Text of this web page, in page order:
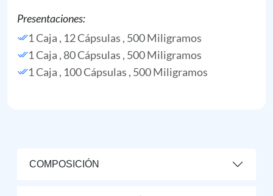
Presentaciones:
1 Caja , 12 Cápsulas , 500 Miligramos
1 Caja , 80 Cápsulas , 500 Miligramos
1 Caja , 100 Cápsulas , 500 Miligramos
COMPOSICIÓN